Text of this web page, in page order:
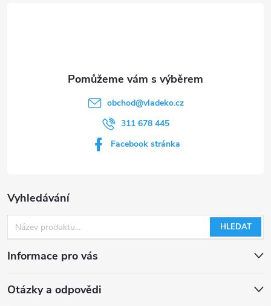
Vyhledávání
HLEDAT
Informace pro vás
Otázky a odpovědi
obchod@vladeko.cz
311 678 445
Facebook stránka